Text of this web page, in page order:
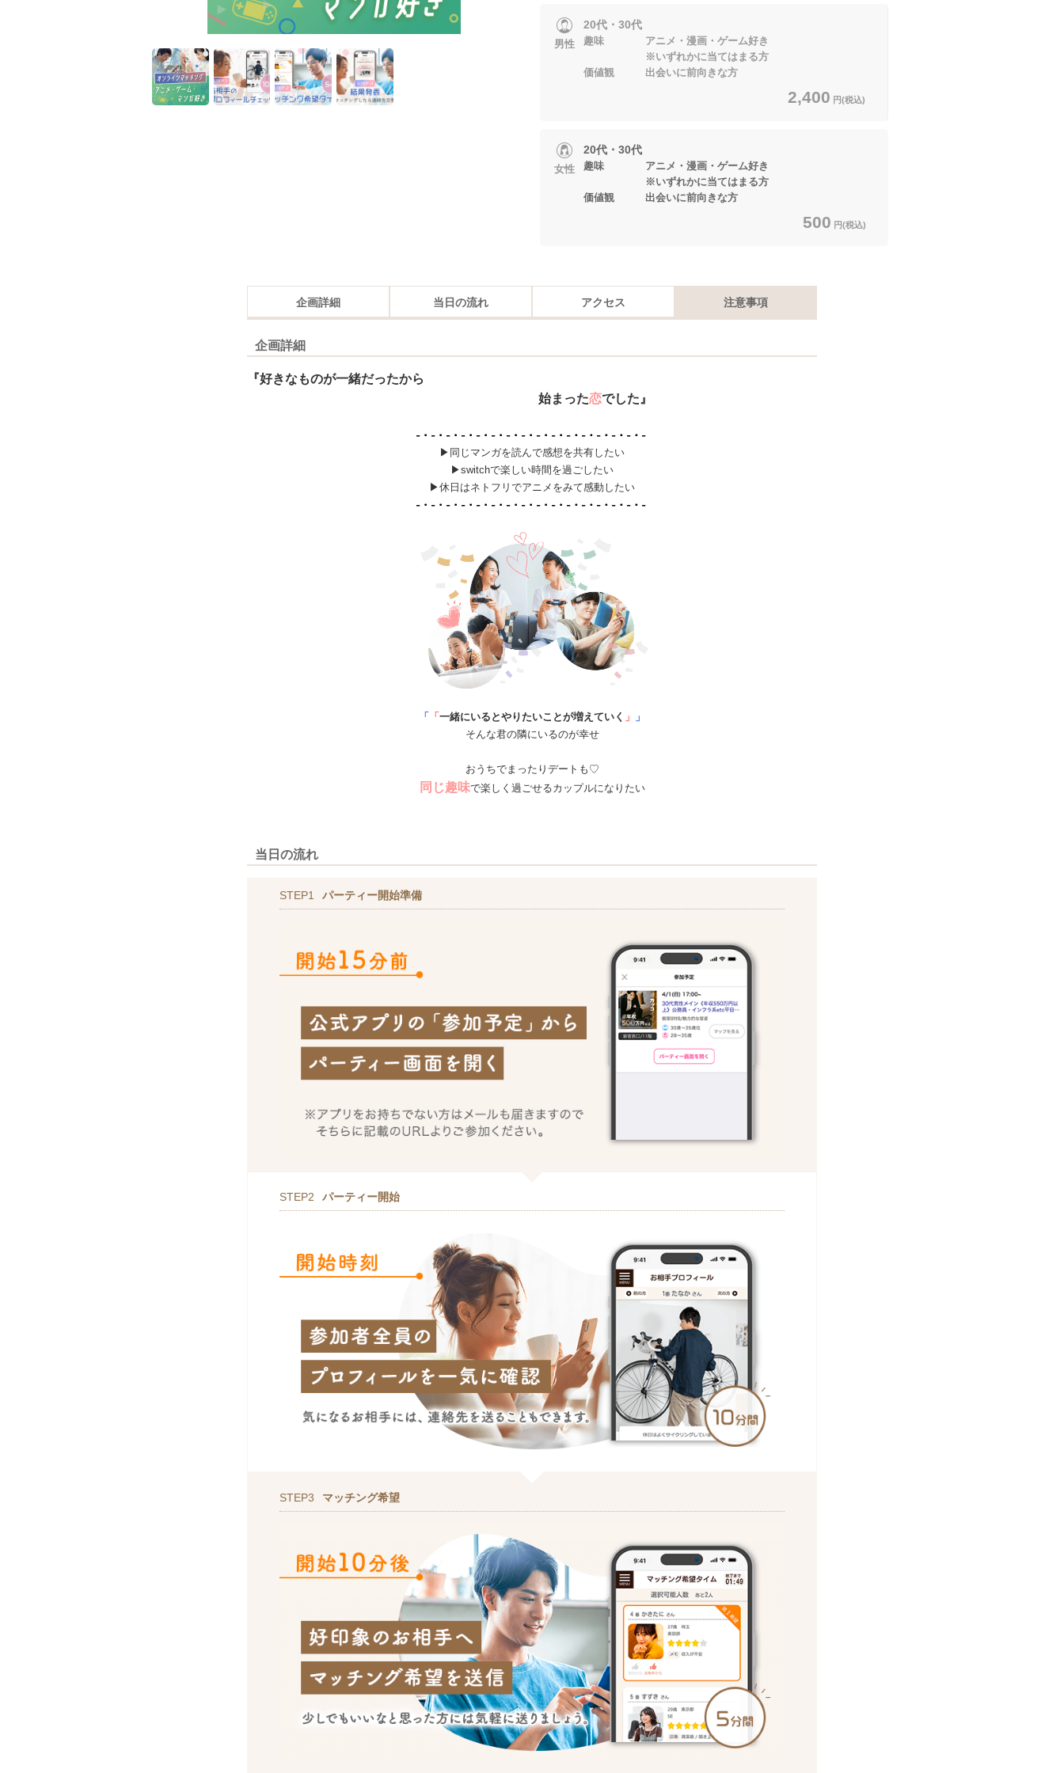
男性
20代・30代
趣味 アニメ・漫画・ゲーム好き
※いずれかに当てはまる方
価値観 出会いに前向きな方
2,400 円(税込)
女性
20代・30代
趣味 アニメ・漫画・ゲーム好き
※いずれかに当てはまる方
価値観 出会いに前向きな方
500 円(税込)
企画詳細 当日の流れ アクセス 注意事項
企画詳細
『好きなものが一緒だったから
始まった恋でした』
▶同じマンガを読んで感想を共有したい
▶switchで楽しい時間を過ごしたい
▶休日はネトフリでアニメをみて感動したい
「 「 一緒にいるとやりたいことが増えていく 」
」
そんな君の隣にいるのが幸せ
おうちでまったりデートも♡
同じ趣味で楽しく過ごせるカップルになりたい
当日の流れ
STEP1 パーティー開始準備
STEP2 パーティー開始
STEP3 マッチング希望